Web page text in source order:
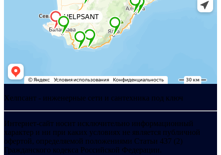
Хелпсант - инженерные сети и сантехника под ключ
Интернет-сайт носит исключительно информационный
характер и ни при каких условиях не является публичной
офертой, определяемой положениями Статьи 437 (2)
Гражданского кодекса Российской Федерации.